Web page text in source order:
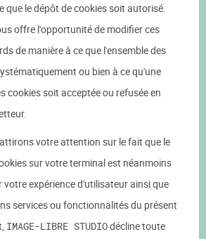
que le dépôt de cookies soit autorisé.
offre l'opportunité de modifier ces
de manière à ce que l'ensemble des
ou bien à ce qu'une
cookies soit acceptée ou refusée en
votre attention sur le fait que le
sur votre terminal est néanmoins
votre expérience d'utilisateur ainsi que
services ou fonctionnalités du présent
IMAGE-LIBRE STUDIOdécline toute